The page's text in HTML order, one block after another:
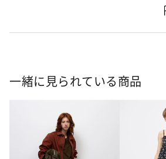
一緒に見られている商品